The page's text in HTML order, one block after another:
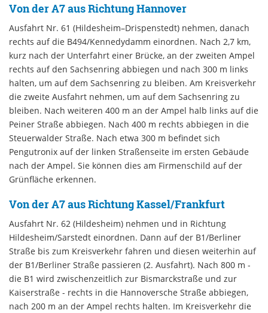
Von der A7 aus Richtung Hannover
Ausfahrt Nr. 61 (Hildesheim–Drispenstedt) nehmen, danach
rechts auf die B494/Kennedydamm einordnen. Nach 2,7 km,
kurz nach der Unterfahrt einer Brücke, an der zweiten Ampel
rechts auf den Sachsenring abbiegen und nach 300 m links
halten, um auf dem Sachsenring zu bleiben. Am Kreisverkehr
die zweite Ausfahrt nehmen, um auf dem Sachsenring zu
bleiben. Nach weiteren 400 m an der Ampel halb links auf die
Peiner Straße abbiegen. Nach 400 m rechts abbiegen in die
Steuerwalder Straße. Nach etwa 300 m befindet sich
Pengutronix auf der linken Straßenseite im ersten Gebäude
nach der Ampel. Sie können dies am Firmenschild auf der
Grünfläche erkennen.
Von der A7 aus Richtung Kassel/Frankfurt
Ausfahrt Nr. 62 (Hildesheim) nehmen und in Richtung
Hildesheim/Sarstedt einordnen. Dann auf der B1/Berliner
Straße bis zum Kreisverkehr fahren und diesen weiterhin auf
der B1/Berliner Straße passieren (2. Ausfahrt). Nach 800 m -
die B1 wird zwischenzeitlich zur Bismarckstraße und zur
Kaiserstraße - rechts in die Hannoversche Straße abbiegen,
nach 200 m an der Ampel rechts halten. Im Kreisverkehr die